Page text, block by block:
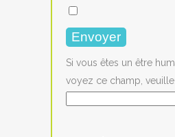
Si vous êtes un être
voyez ce champ,